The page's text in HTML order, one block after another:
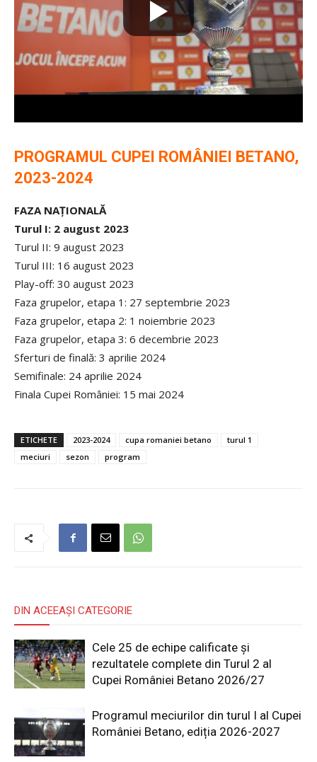
PROGRAMUL CUPEI ROMÂNIEI BETANO,
2023-2024
FAZA NAŢIONALĂ
Turul I: 2 august 2023
Turul II: 9 august 2023
Turul III: 16 august 2023
Play-off: 30 august 2023
Faza grupelor, etapa 1: 27 septembrie 2023
Faza grupelor, etapa 2: 1 noiembrie 2023
Faza grupelor, etapa 3: 6 decembrie 2023
Sferturi de finală: 3 aprilie 2024
Semifinale: 24 aprilie 2024
Finala Cupei României: 15 mai 2024
ETICHETE 2023-2024 cupa romaniei betano
turul 1
meciuri
sezon program
DIN ACEEAȘI CATEGORIE
Cele 25 de echipe calificate și
rezultatele complete din Turul 2 al
Cupei României Betano 2026/27
Programul meciurilor din turul I al Cupei
României Betano, ediția 2026-2027